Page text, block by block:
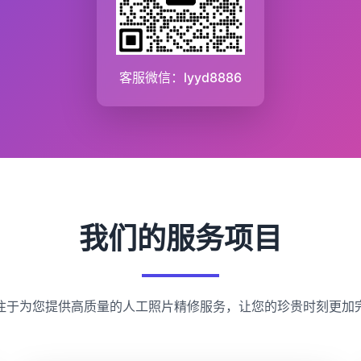
客服微信：lyyd8886
我们的服务项目
于为您提供高质量的人工照片精修服务，让您的珍贵时刻更加